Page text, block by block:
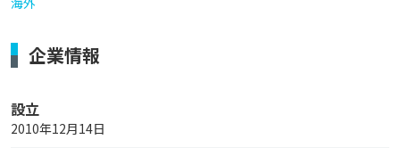
企業情報
設立
2010年12月14日